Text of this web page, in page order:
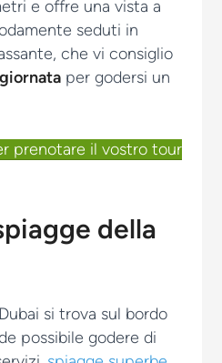
e offre una vista a
seduti in
che vi consiglio
per godersi un
prenotare il vostro tour
della
si trova sul bordo
possibile godere di